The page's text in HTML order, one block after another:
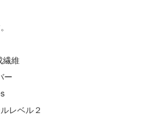
繊維
ー
レベル２